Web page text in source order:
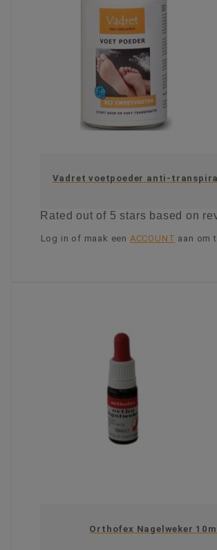
Vadret voetpoeder anti-
Ratedout of 5 stars based on
Log in of maak een ACCOUNT aan om
Orthofex Nagelweker 10ml